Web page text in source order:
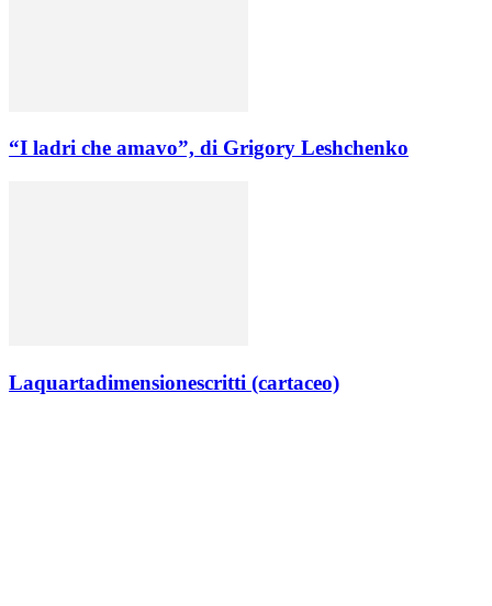
“I ladri che amavo”, di Grigory Leshchenko
Laquartadimensionescritti (cartaceo)